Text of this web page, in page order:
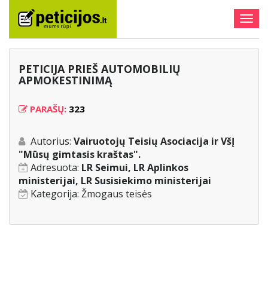
PETICIJA PRIEŠ AUTOMOBILIŲ
APMOKESTINIMĄ
PARAŠŲ: 323
Autorius: Vairuotojų Teisių Asociacija ir VšĮ
"Mūsų gimtasis kraštas".
Adresuota: LR Seimui, LR Aplinkos
ministerijai, LR Susisiekimo ministerijai
Kategorija: Žmogaus teisės